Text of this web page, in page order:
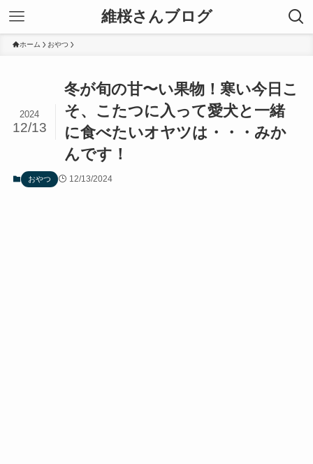
維桜さんブログ
ホーム おやつ
冬が旬の甘〜い果物！寒い今日こ
そ、こたつに入って愛犬と一緒
に食べたいオヤツは・・・みか
んです！
2024
12/13
おやつ 12/13/2024